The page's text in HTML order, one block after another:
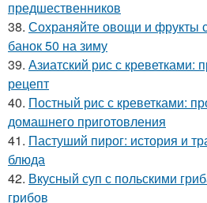
предшественников
38. Сохраняйте овощи и
банок 50 на зиму
39. Азиатский рис с креветками:
рецепт
40. Постный рис с креветками:
домашнего приготовления
41. Пастуший пирог: история и
блюда
42. Вкусный суп с польскими
грибов